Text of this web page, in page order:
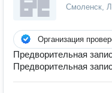
Смоленск,
Организация
Предворительная
Предворительная